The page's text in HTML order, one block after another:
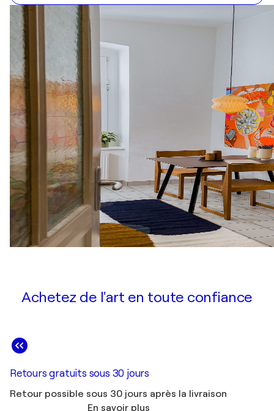
Achetez de l'art en toute confiance
Retours gratuits sous 30 jours
Retour possible sous 30 jours après la livraison
En savoir plus